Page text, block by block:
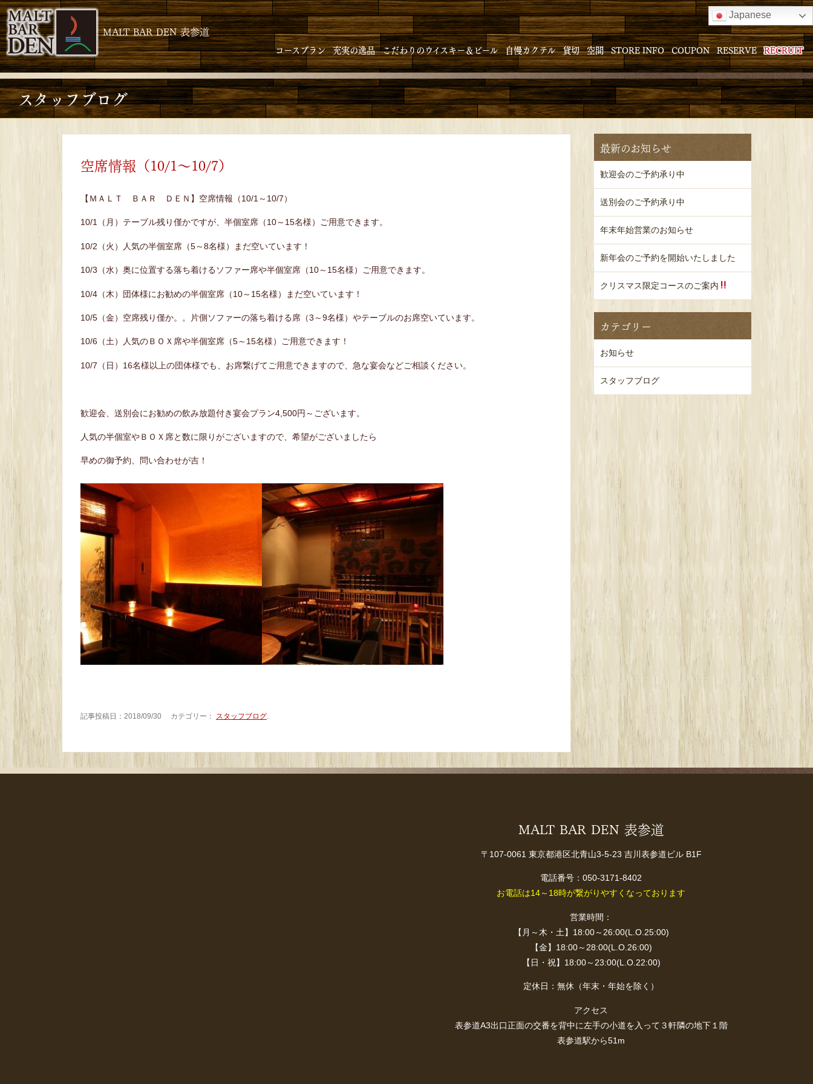
MALT BAR DEN 表参道
コースプラン 充実の逸品 こだわりのウイスキー＆ビール 自慢カクテル 貸切 空間 STORE INFO COUPON RESERVE RECRUIT
Japanese
スタッフブログ
空席情報（10/1～10/7）
【ＭＡＬＴ ＢＡＲ ＤＥＮ】空席情報（10/1～10/7）
10/1（月）テーブル残り僅かですが、半個室席（10～15名様）ご用意できます。
10/2（火）人気の半個室席（5～8名様）まだ空いています！
10/3（水）奥に位置する落ち着けるソファー席や半個室席（10～15名様）ご用意できます。
10/4（木）団体様にお勧めの半個室席（10～15名様）まだ空いています！
10/5（金）空席残り僅か。。片側ソファーの落ち着ける席（3～9名様）やテーブルのお席空いています。
10/6（土）人気のＢＯＸ席や半個室席（5～15名様）ご用意できます！
10/7（日）16名様以上の団体様でも、お席繋げてご用意できますので、急な宴会などご相談ください。
歓迎会、送別会にお勧めの飲み放題付き宴会プラン4,500円～ございます。
人気の半個室やＢＯＸ席と数に限りがございますので、希望がございましたら
早めの御予約、問い合わせが吉！
記事投稿日：2018/09/30 カテゴリー： スタッフブログ.
最新のお知らせ
歓迎会のご予約承り中
送別会のご予約承り中
年末年始営業のお知らせ
新年会のご予約を開始いたしました
クリスマス限定コースのご案内
カテゴリー
お知らせ
スタッフブログ
MALT BAR DEN 表参道
〒107-0061 東京都港区北青山3-5-23 吉川表参道ビル B1F
電話番号：050-3171-8402
お電話は14～18時が繋がりやすくなっております
営業時間：
【月～木・土】18:00～26:00(L.O.25:00)
【金】18:00～28:00(L.O.26:00)
【日・祝】18:00～23:00(L.O.22:00)
定休日：無休（年末・年始を除く）
アクセス
表参道A3出口正面の交番を背中に左手の小道を入って３軒隣の地下１階
表参道駅から51m